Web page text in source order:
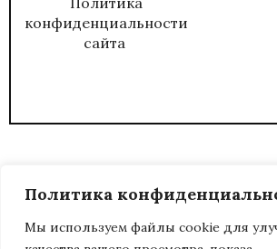
Политика
Мы используем файлы cookie для
конфиденциальности
сайта